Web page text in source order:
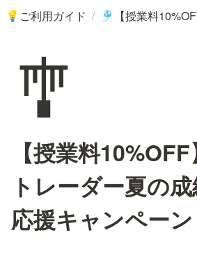
💡 ご利用ガイド / 🎐
🎐
【授業料
トレーダー夏の
応援キャンペーン